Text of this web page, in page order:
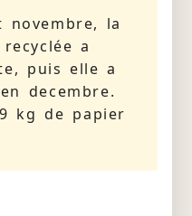
novembre, la
a
puis elle a
decembre.
kg de papier